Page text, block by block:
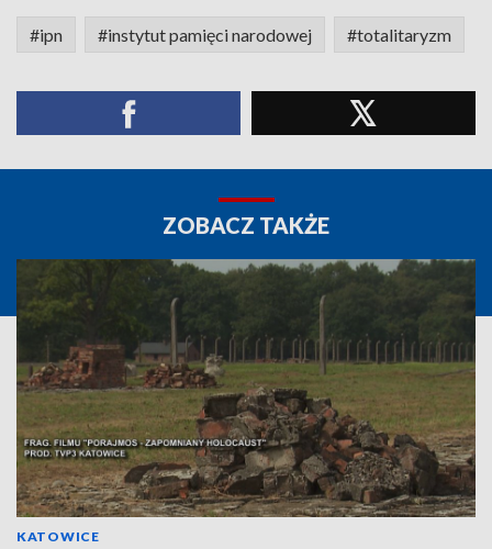
#ipn #instytut pamięci narodowej #totalitaryzm
ZOBACZ TAKŻE
KATOWICE